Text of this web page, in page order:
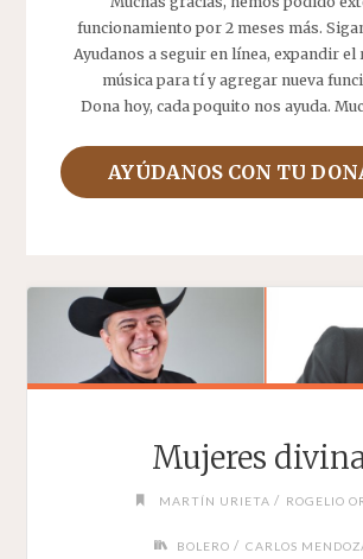
funcionamiento por 2 meses más.
Ayudanos a seguir en línea, expandir
música para tí y agregar nueva
Dona hoy, cada poquito nos ayuda.
AYÚDANOS CON TU
Mujeres
MARTÍN URIETA / ROGELIO
BOLERO / CARLOS